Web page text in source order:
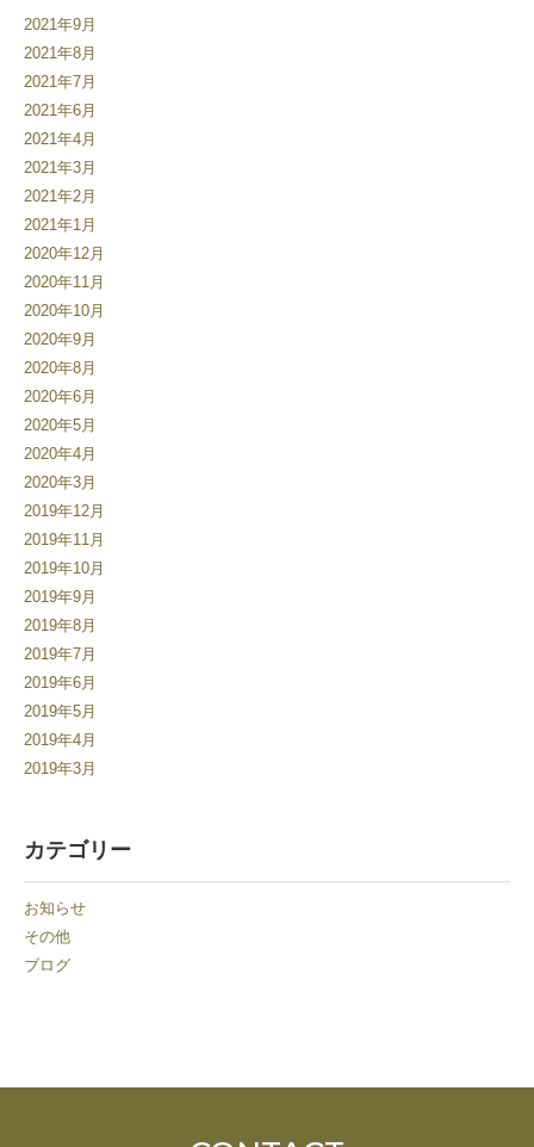
2021年9月
2021年8月
2021年7月
2021年6月
2021年4月
2021年3月
2021年2月
2021年1月
2020年12月
2020年11月
2020年10月
2020年9月
2020年8月
2020年6月
2020年5月
2020年4月
2020年3月
2019年12月
2019年11月
2019年10月
2019年9月
2019年8月
2019年7月
2019年6月
2019年5月
2019年4月
2019年3月
カテゴリー
お知らせ
その他
ブログ